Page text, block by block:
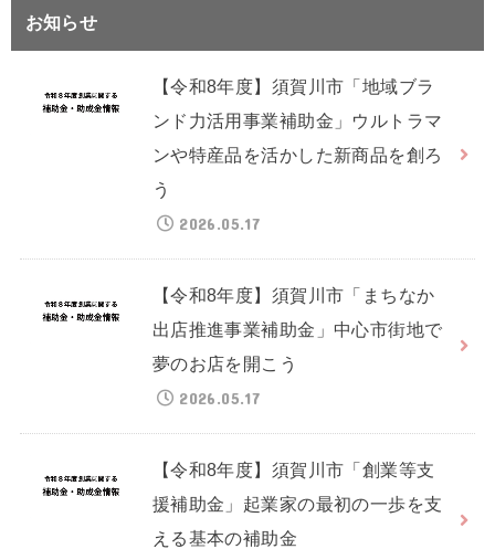
お知らせ
【令和8年度】須賀川市「地域ブラ
ンド力活用事業補助金」ウルトラマ
ンや特産品を活かした新商品を創ろ
う
2026.05.17
【令和8年度】須賀川市「まちなか
出店推進事業補助金」中心市街地で
夢のお店を開こう
2026.05.17
【令和8年度】須賀川市「創業等支
援補助金」起業家の最初の一歩を支
える基本の補助金